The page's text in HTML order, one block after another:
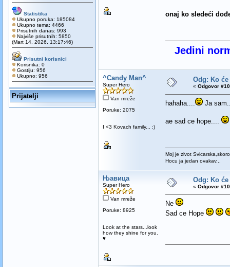
Statistika
Ukupno poruka: 185084
Ukupno tema: 4466
Prisutnih danas: 993
Najviše prisutnih: 5850
(Mart 14, 2026, 13:17:46)
Prisutni korisnici
Korisnika: 0
Gostiju: 956
Ukupno: 956
Prijatelji
onaj ko sledeći
Jedini
^Candy Man^
Super Hero
Van mreže
Poruke: 2075
I <3 Kovach family... :)
Odg: Ko
« Odgovor
hahaha.... Ja
ae sad ce hope....
Moj je zivot
Hocu ja jedan ovakav...
Њавица
Super Hero
Van mreže
Poruke: 8925
Look at the stars...look
how they shine for you.
♥
Odg: Ko
« Odgovor
Ne
Sad ce Hope